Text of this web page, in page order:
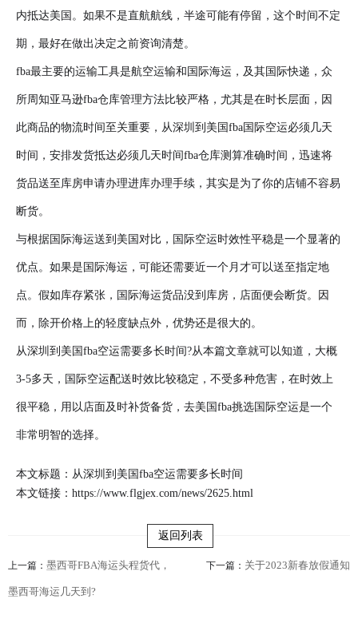
内抵达美国。如果不是直航航线，半途可能有停留，这个时间不定
期，最好在做出决定之前资询清楚。
fba最主要的运输工具是航空运输和国际海运，及其国际快递，众
所周知亚马逊fba仓库管理方法比较严格，尤其是在时长层面，因
此商品的物流时间至关重要，从深圳到美国fba国际空运必须几天
时间，安排发货抵达必须几天时间fba仓库测算准确时间，迅速将
货品送至库房申请办理进库办理手续，其实是为了你的店铺不容易
断货。
与根据国际海运送到美国对比，国际空运时效性平稳是一个显著的
优点。如果是国际海运，可能还需要近一个月才可以送至指定地
点。假如库存紧张，国际海运货品没到库房，店面便会断货。因
而，除开价格上的轻度缺点外，优势还是很大的。
从深圳到美国fba空运需要多长时间?从本篇文章就可以知道，大概
3-5多天，国际空运配送时效比较稳定，不受多种危害，在时效上
很平稳，用以店面及时补货备货，去美国fba挑选国际空运是一个
非常明智的选择。
本文标题：从深圳到美国fba空运需要多长时间
本文链接： https://www.flgjex.com/news/2625.html
返回列表
上一篇： 墨西哥FBA海运头程货代，
墨西哥海运几天到?
下一篇： 关于2023新春放假通知